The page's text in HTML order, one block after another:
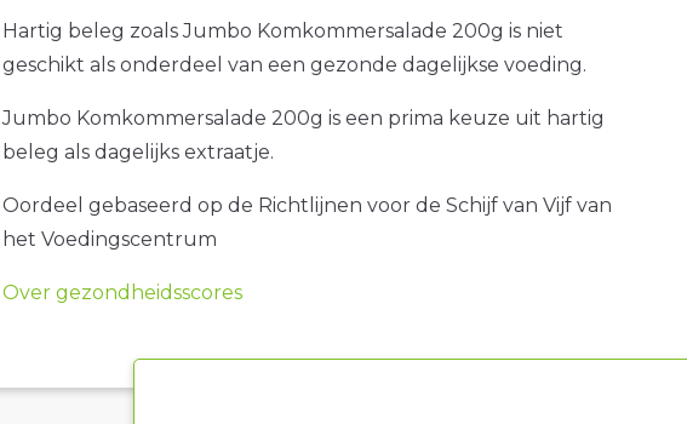
Hartig beleg zoals Jumbo Komkommersalade 200g is niet
geschikt als onderdeel van een gezonde dagelijkse voeding.
Jumbo Komkommersalade 200g is een prima keuze uit hartig
beleg als dagelijks extraatje.
Oordeel gebaseerd op de Richtlijnen voor de Schijf van Vijf van
het Voedingscentrum
Over gezondheidsscores